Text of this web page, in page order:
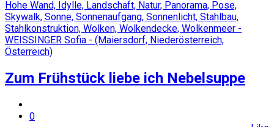
Zum Frühstück liebe ich Nebelsuppe
0